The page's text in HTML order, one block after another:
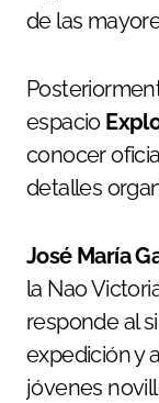
de las
espacio
conocer
detalles
José María
la Nao
responde al
expedición y
jóvenes